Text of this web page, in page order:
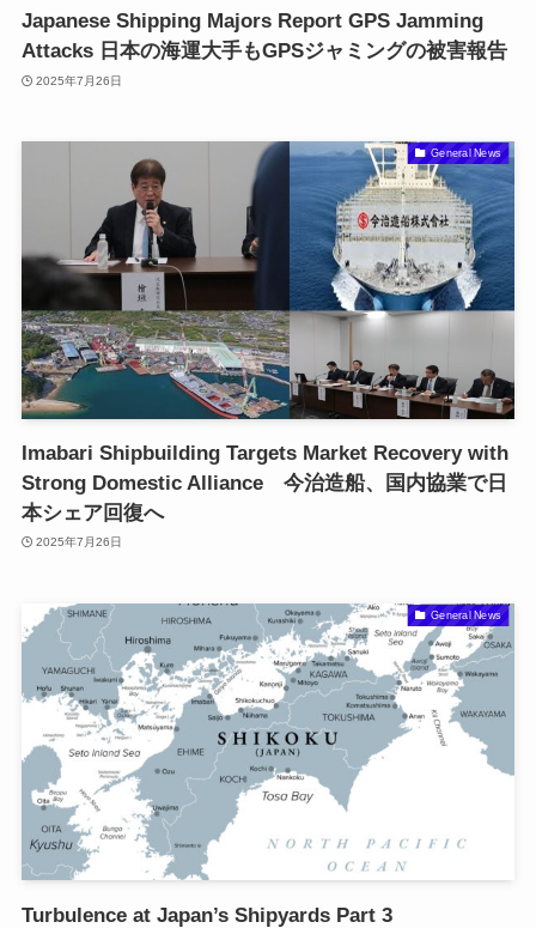
Japanese Shipping Majors Report GPS Jamming
Attacks 日本の海運大手もGPSジャミングの被害報告
2025年7月26日
General News
Imabari Shipbuilding Targets Market Recovery with
Strong Domestic Alliance 今治造船、国内協業で日
本シェア回復へ
2025年7月26日
General News
Turbulence at Japan’s Shipyards Part 3